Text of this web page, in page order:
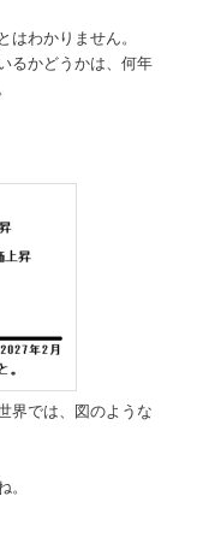
わかりません。
るかどうかは、何年
界では、図のような